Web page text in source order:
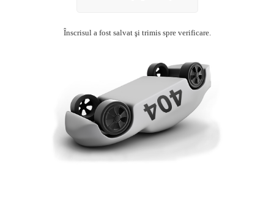
Înscrisul a fost salvat şi trimis spre verificare.